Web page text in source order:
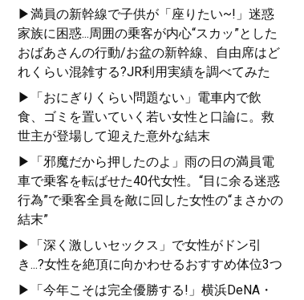
▶満員の新幹線で子供が「座りたい~!」迷惑
家族に困惑...周囲の乗客が内心“スカッ”とした
おばあさんの行動/お盆の新幹線、自由席はど
れくらい混雑する?JR利用実績を調べてみた
▶「おにぎりくらい問題ない」電車内で飲
食、ゴミを置いていく若い女性と口論に。救
世主が登場して迎えた意外な結末
▶「邪魔だから押したのよ」雨の日の満員電
車で乗客を転ばせた40代女性。“目に余る迷惑
行為”で乗客全員を敵に回した女性の“まさかの
結末”
▶「深く激しいセックス」で女性がドン引
き...?女性を絶頂に向かわせるおすすめ体位3つ
▶「今年こそは完全優勝する!」横浜DeNA・